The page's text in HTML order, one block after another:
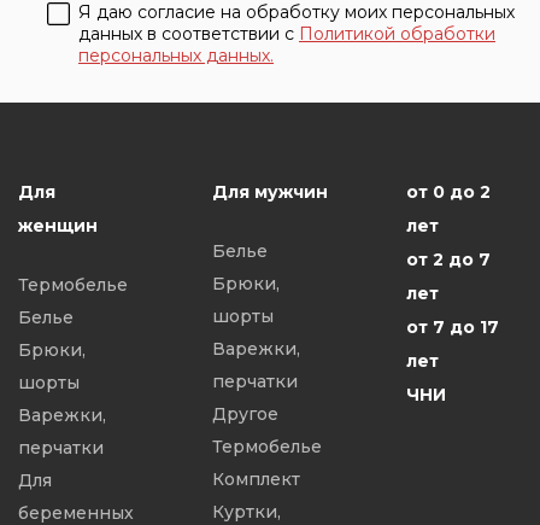
Я даю согласие на обработку моих персональных
данных в соответствии с Политикой обработки
персональных данных.
Для
женщин
Термобелье
Белье
Брюки,
шорты
Варежки,
перчатки
Для
беременных
Для мужчин
Белье
Брюки,
шорты
Варежки,
перчатки
Другое
Термобелье
Комплект
Куртки,
от 0 до 2
лет
от 2 до 7
лет
от 7 до 17
лет
ЧНИ